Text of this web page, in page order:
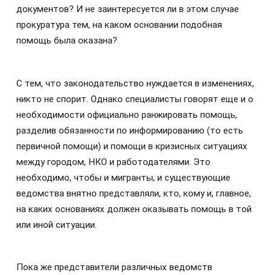
документов? И не заинтересуется ли в этом случае
прокуратура тем, на каком основании подобная
помощь была оказана?
С тем, что законодательство нуждается в изменениях,
никто не спорит. Однако специалисты говорят еще и о
необходимости официально ранжировать помощь,
разделив обязанности по информированию (то есть
первичной помощи) и помощи в кризисных ситуациях
между городом, НКО и работодателями. Это
необходимо, чтобы и мигранты, и существующие
ведомства внятно представляли, кто, кому и, главное,
на каких основаниях должен оказывать помощь в той
или иной ситуации.
Пока же представители различных ведомств